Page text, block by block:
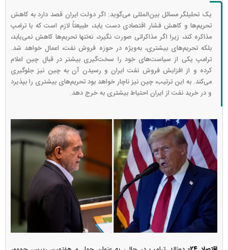
یک تحلیلگر مسائل بین‌المللی می‌گوید: اگر دولت ایران قصد دارد به کاهش
تحریم‌ها و کاهش فشار اقتصادی دست یابد، طبیعتاً لازم است که با ترامپ
مذاکره کند، زیرا اگر مذاکراتی صورت نگیرد، نه‌تنها تحریم‌ها کاهش نمی‌یابد،
بلکه تحریم‌های بیشتری، به‌ویژه در حوزه فروش نفت، اعمال خواهد شد.
ترامپ یکی از سیاست‌های خود را سخت‌گیری بیشتر در قبال چین اعلام
کرده و از افزایش فروش نفت ایران و رسیدن آن به چین نیز جلوگیری
می‌کند. به این ترتیب، چین نیز ناچار خواهد بود تحریم‌های بیشتری را بپذیرد
و در خرید نفت از ایران احتیاط بیشتری به خرج دهد.